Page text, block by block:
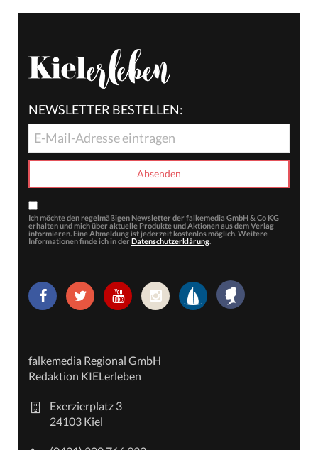
NEWSLETTER BESTELLEN:
Ich möchte den regelmäßigen Newsletter der falkemedia GmbH & Co KG
erhalten und mich über aktuelle Produkte und Aktionen aus dem Verlag
informieren. Eine Abmeldung ist jederzeit kostenlos möglich. Weitere
Informationen finde ich in der Datenschutzerklärung.
falkemedia Regional GmbH
Redaktion KIELerleben
Exerzierplatz 3
24103 Kiel